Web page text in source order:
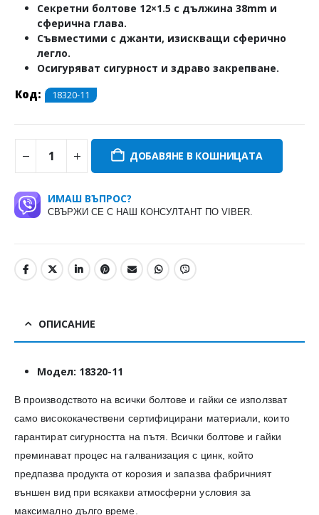
Секретни болтове 12×1.5 с дължина 38mm и
сферична глава.
Съвместими с джанти, изискващи сферично
легло.
Осигуряват сигурност и здраво закрепване.
Код: 18320-11
ДОБАВЯНЕ В КОШНИЦАТА
ИМАШ ВЪПРОС?
СВЪРЖИ СЕ С НАШ КОНСУЛТАНТ ПО VIBER.
ОПИСАНИЕ
Модел: 18320-11
​В производството на всички болтове и гайки се използват
само висококачествени сертифицирани материали, които
гарантират сигурността на пътя. Всички болтове и гайки
преминават процес на галванизация с цинк, който
предпазва продукта от корозия и запазва фабричният
външен вид при всякакви атмосферни условия за
максимално дълго време.